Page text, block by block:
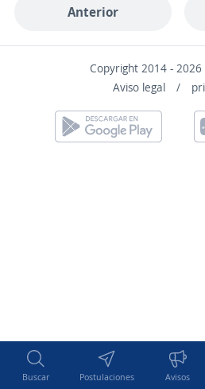
Buscar Postulaciones Avisos
Anterior
Copyright 2014 - 2026
Aviso legal
/